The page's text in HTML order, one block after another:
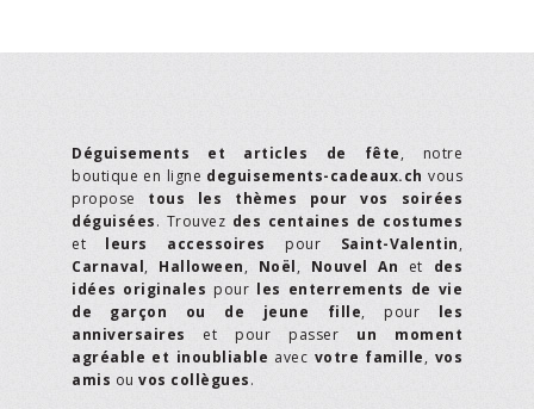
Déguisements et articles de fête, notre
boutique en ligne deguisements-cadeaux.ch vous
propose tous les thèmes pour vos soirées
déguisées. Trouvez des centaines de costumes
et leurs accessoires pour Saint-Valentin,
Carnaval, Halloween, Noël, Nouvel An et des
idées originales pour les enterrements de vie
de garçon ou de jeune fille, pour les
anniversaires et pour passer un moment
agréable et inoubliable avec votre famille, vos
amis ou vos collègues.